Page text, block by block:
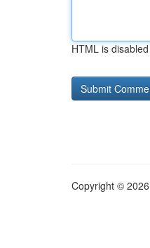
HTML is disabled
Copyright ©